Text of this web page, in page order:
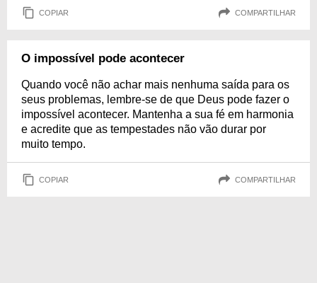
COPIAR COMPARTILHAR
O impossível pode acontecer
Quando você não achar mais nenhuma saída para os
seus problemas, lembre-se de que Deus pode fazer o
impossível acontecer. Mantenha a sua fé em harmonia
e acredite que as tempestades não vão durar por
muito tempo.
COPIAR COMPARTILHAR